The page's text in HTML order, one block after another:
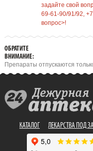
задайте свой
69-61-90/91/92,
вопрос>!
ОБРАТИТЕ
ВНИМАНИЕ:
Препараты отпускаются
КАТАЛОГ ЛЕКАРСТВА ПОД